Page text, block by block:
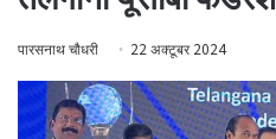
पारसनाथ चौधरी 22 अक्टूबर 2024